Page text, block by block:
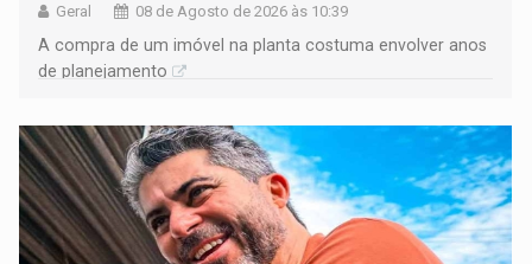
Geral 08 de Agosto de 2026 às 10:39
A compra de um imóvel na planta costuma envolver anos
de planejamento